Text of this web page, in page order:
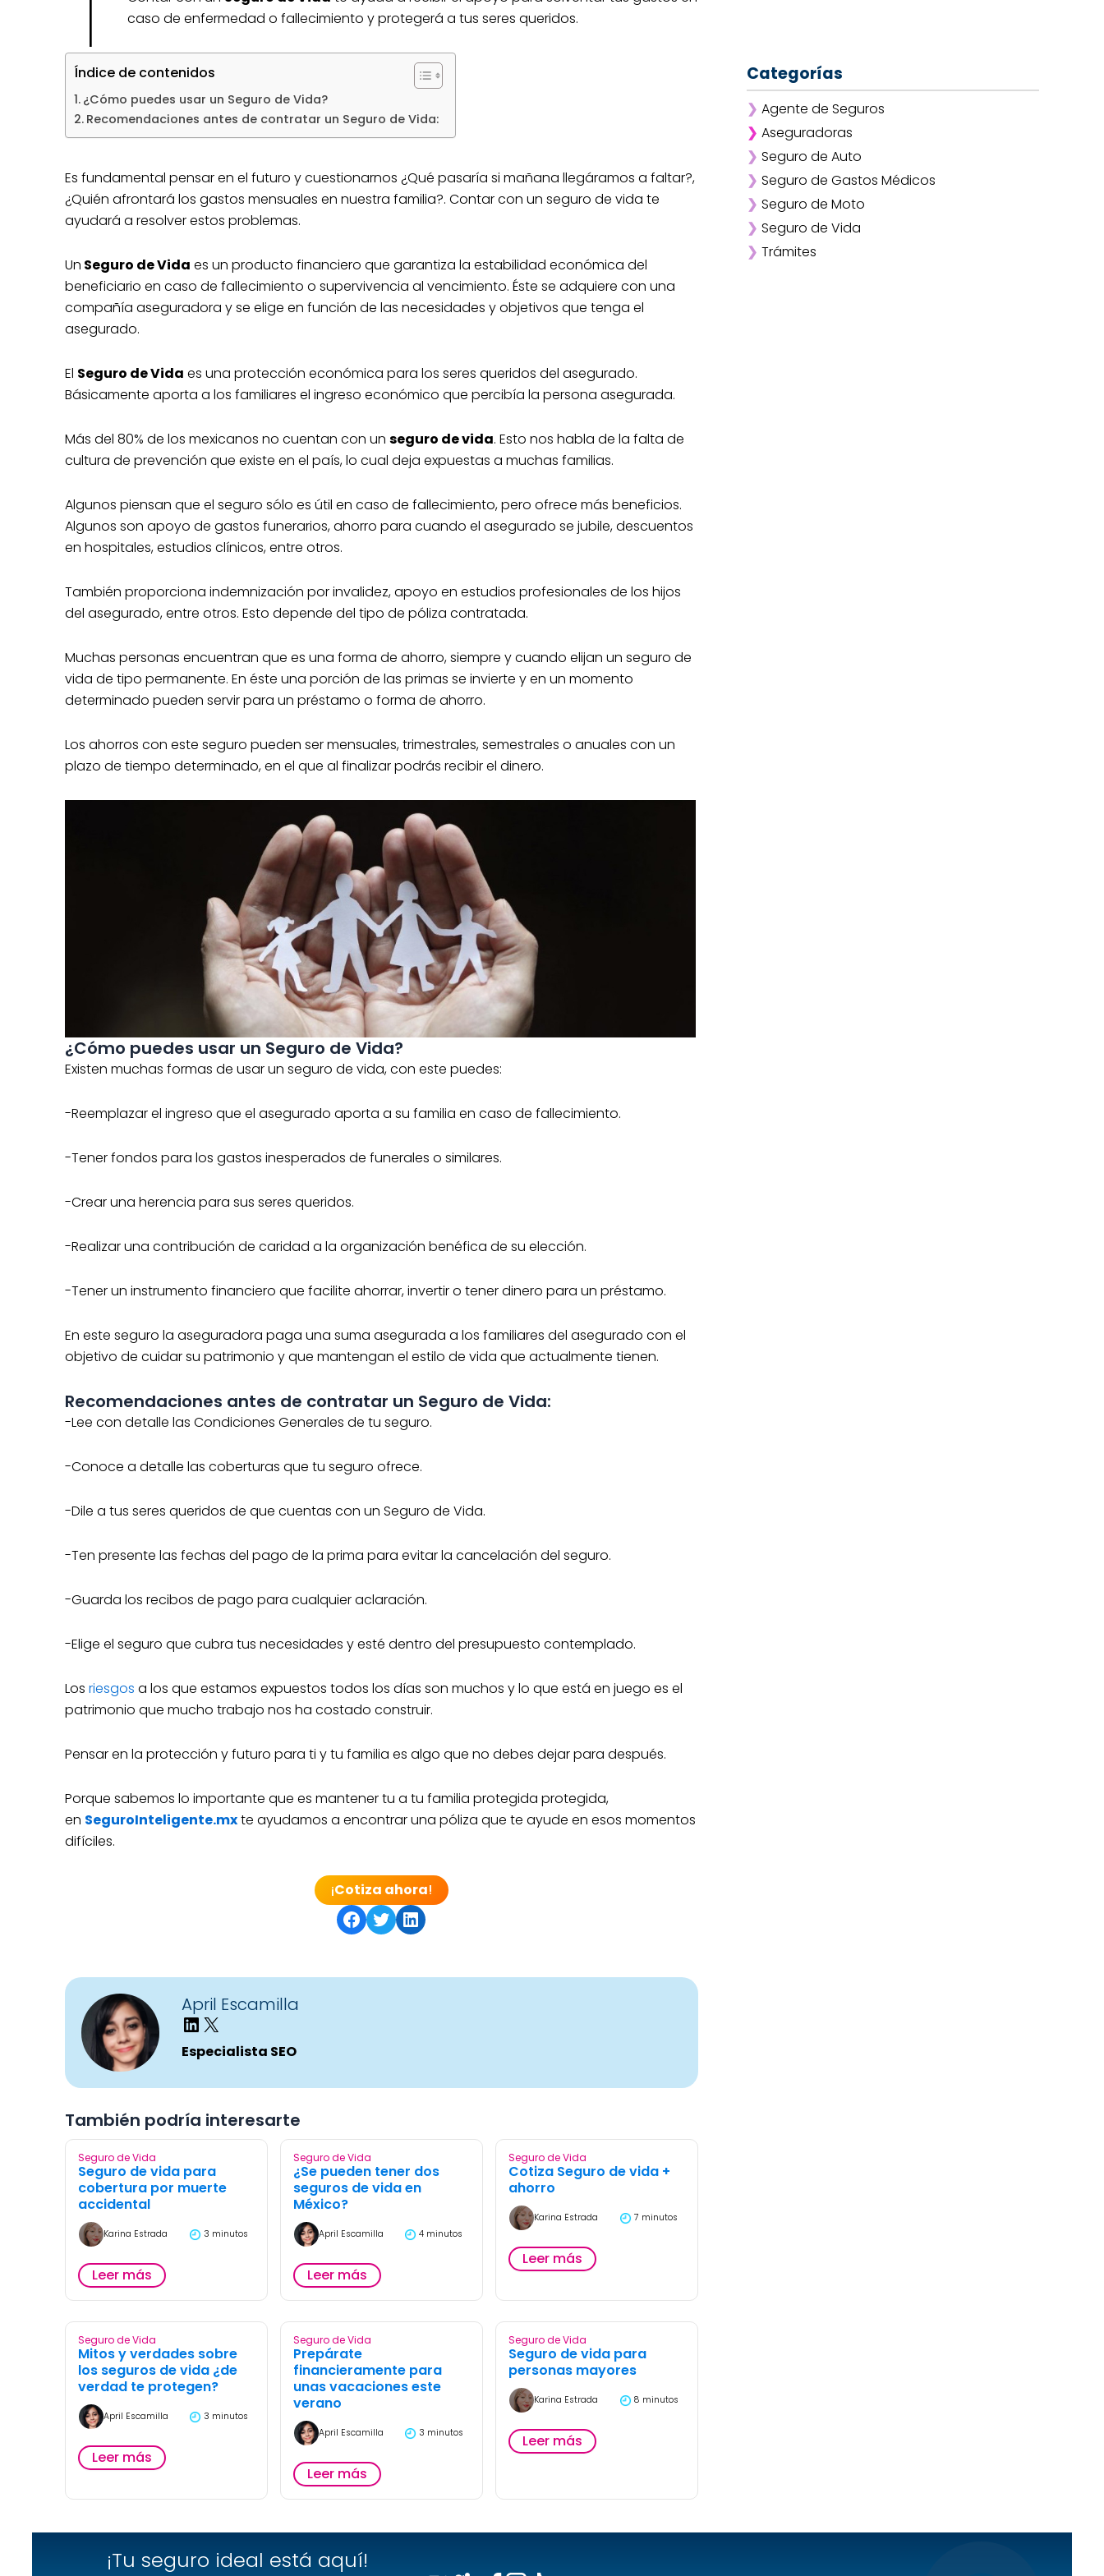
caso de enfermedad o fallecimiento y protegerá a tus seres queridos.
Índice de contenidos
¿Cómo puedes usar un Seguro de Vida?
Recomendaciones antes de contratar un Seguro de Vida:
Es fundamental pensar en el futuro y cuestionarnos ¿Qué pasaría si mañana llegáramos a faltar?,
¿Quién afrontará los gastos mensuales en nuestra familia?. Contar con un seguro de vida te
ayudará a resolver estos problemas.
Un Seguro de Vida es un producto financiero que garantiza la estabilidad económica del
beneficiario en caso de fallecimiento o supervivencia al vencimiento. Éste se adquiere con una
compañía aseguradora y se elige en función de las necesidades y objetivos que tenga el
asegurado.
El Seguro de Vida es una protección económica para los seres queridos del asegurado.
Básicamente aporta a los familiares el ingreso económico que percibía la persona asegurada.
Más del 80% de los mexicanos no cuentan con un seguro de vida. Esto nos habla de la falta de
cultura de prevención que existe en el país, lo cual deja expuestas a muchas familias.
Algunos piensan que el seguro sólo es útil en caso de fallecimiento, pero ofrece más beneficios.
Algunos son apoyo de gastos funerarios, ahorro para cuando el asegurado se jubile, descuentos
en hospitales, estudios clínicos, entre otros.
También proporciona indemnización por invalidez, apoyo en estudios profesionales de los hijos
del asegurado, entre otros. Esto depende del tipo de póliza contratada.
Muchas personas encuentran que es una forma de ahorro, siempre y cuando elijan un seguro de
vida de tipo permanente. En éste una porción de las primas se invierte y en un momento
determinado pueden servir para un préstamo o forma de ahorro.
Los ahorros con este seguro pueden ser mensuales, trimestrales, semestrales o anuales con un
plazo de tiempo determinado, en el que al finalizar podrás recibir el dinero.
¿Cómo puedes usar un Seguro de Vida?
Existen muchas formas de usar un seguro de vida, con este puedes:
-Reemplazar el ingreso que el asegurado aporta a su familia en caso de fallecimiento.
-Tener fondos para los gastos inesperados de funerales o similares.
-Crear una herencia para sus seres queridos.
-Realizar una contribución de caridad a la organización benéfica de su elección.
-Tener un instrumento financiero que facilite ahorrar, invertir o tener dinero para un préstamo.
En este seguro la aseguradora paga una suma asegurada a los familiares del asegurado con el
objetivo de cuidar su patrimonio y que mantengan el estilo de vida que actualmente tienen.
Recomendaciones antes de contratar un Seguro de Vida:
-Lee con detalle las Condiciones Generales de tu seguro.
-Conoce a detalle las coberturas que tu seguro ofrece.
-Dile a tus seres queridos de que cuentas con un Seguro de Vida.
-Ten presente las fechas del pago de la prima para evitar la cancelación del seguro.
-Guarda los recibos de pago para cualquier aclaración.
-Elige el seguro que cubra tus necesidades y esté dentro del presupuesto contemplado.
Los riesgos a los que estamos expuestos todos los días son muchos y lo que está en juego es el
patrimonio que mucho trabajo nos ha costado construir.
Pensar en la protección y futuro para ti y tu familia es algo que no debes dejar para después.
Porque sabemos lo importante que es mantener tu a tu familia protegida protegida,
en SeguroInteligente.mxte ayudamos a encontrar una póliza que te ayude en esos momentos
difíciles.
¡Cotiza ahora!
Share on Facebook
Share on TwitterShare on LinkedIn
April Escamilla
Especialista SEO
También podría interesarte
Seguro de Vida
Seguro de vida para
cobertura por muerte
accidental
Karina Estrada 3 minutos
Leer más
Seguro de Vida
¿Se pueden tener dos
seguros de vida en
México?
April Escamilla 4 minutos
Leer más
Seguro de Vida
Cotiza Seguro de vida +
ahorro
Karina Estrada 7 minutos
Leer más
Seguro de Vida
Mitos y verdades sobre
los seguros de vida ¿de
verdad te protegen?
April Escamilla 3 minutos
Leer más
Seguro de Vida
Prepárate
financieramente para
unas vacaciones este
verano
April Escamilla 3 minutos
Leer más
Seguro de Vida
Seguro de vida para
personas mayores
Karina Estrada 8 minutos
Leer más
Categorías
❯ Agente de Seguros
❯ Aseguradoras
❯ Afirme
❯ ANA
❯ AXA
❯ Chubb
❯ GNP
❯ Seguro de Auto
❯ Seguro de Gastos Médicos
❯ Seguro de Moto
❯ Seguro de Vida
❯ Trámites
¡Tu seguro ideal está aquí!